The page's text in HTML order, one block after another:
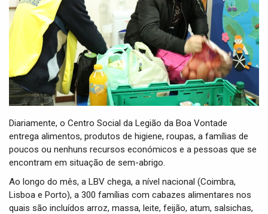
o
Diariamente, o Centro Social da Legião da Boa Vontade
entrega alimentos, produtos de higiene, roupas, a famílias de
poucos ou nenhuns recursos económicos e a pessoas que se
encontram em situação de sem-abrigo.
Ao longo do mês, a LBV chega, a nível nacional (Coimbra,
Lisboa e Porto), a 300 famílias com cabazes alimentares nos
quais são incluídos arroz, massa, leite, feijão, atum, salsichas,